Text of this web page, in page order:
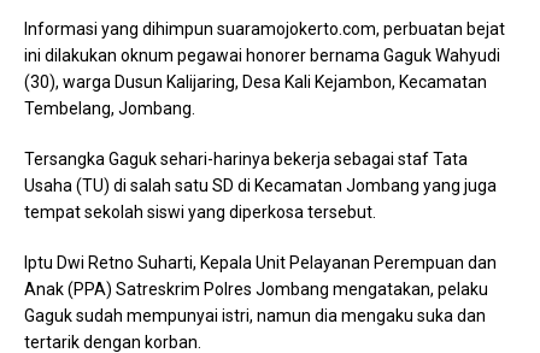
Informasi yang dihimpun suaramojokerto.com, perbuatan bejat
ini dilakukan oknum pegawai honorer bernama Gaguk Wahyudi
(30), warga Dusun Kalijaring, Desa Kali Kejambon, Kecamatan
Tembelang, Jombang.
Tersangka Gaguk sehari-harinya bekerja sebagai staf Tata
Usaha (TU) di salah satu SD di Kecamatan Jombang yang juga
tempat sekolah siswi yang diperkosa tersebut.
Iptu Dwi Retno Suharti, Kepala Unit Pelayanan Perempuan dan
Anak (PPA) Satreskrim Polres Jombang mengatakan, pelaku
Gaguk sudah mempunyai istri, namun dia mengaku suka dan
tertarik dengan korban.